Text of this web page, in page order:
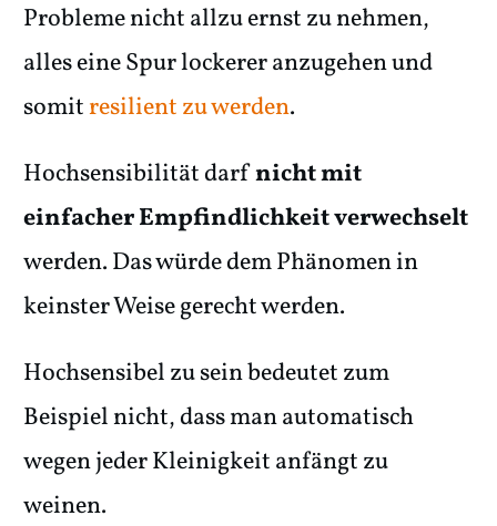
Probleme nicht allzu ernst zu nehmen,
alles eine Spur lockerer anzugehen und
somitresilient zu werden.
Hochsensibilität darfnicht mit
einfacher Empfindlichkeit verwechselt
werden. Das würde dem Phänomen in
keinster Weise gerecht werden.
Hochsensibel zu sein bedeutet zum
Beispiel nicht, dass man automatisch
wegen jeder Kleinigkeit anfängt zu
weinen.